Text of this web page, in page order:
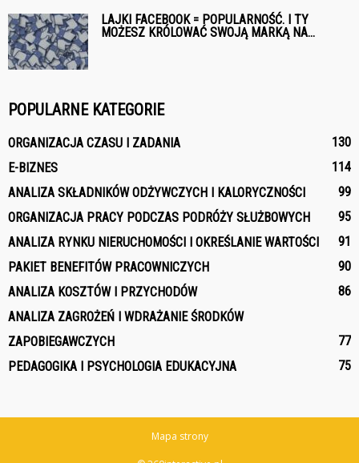
LAJKI FACEBOOK = POPULARNOŚĆ. I TY
MOŻESZ KRÓLOWAĆ SWOJĄ MARKĄ NA...
POPULARNE KATEGORIE
ORGANIZACJA CZASU I ZADANIA
130
E-BIZNES
114
ANALIZA SKŁADNIKÓW ODŻYWCZYCH I KALORYCZNOŚCI
99
ORGANIZACJA PRACY PODCZAS PODRÓŻY SŁUŻBOWYCH
95
ANALIZA RYNKU NIERUCHOMOŚCI I OKREŚLANIE WARTOŚCI
91
PAKIET BENEFITÓW PRACOWNICZYCH
90
ANALIZA KOSZTÓW I PRZYCHODÓW
86
ANALIZA ZAGROŻEŃ I WDRAŻANIE ŚRODKÓW
ZAPOBIEGAWCZYCH
77
PEDAGOGIKA I PSYCHOLOGIA EDUKACYJNA
75
Mapa strony